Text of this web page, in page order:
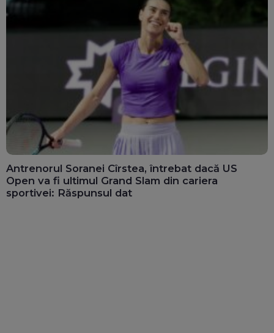
Antrenorul Soranei Cîrstea, întrebat dacă US
Open va fi ultimul Grand Slam din cariera
sportivei: Răspunsul dat